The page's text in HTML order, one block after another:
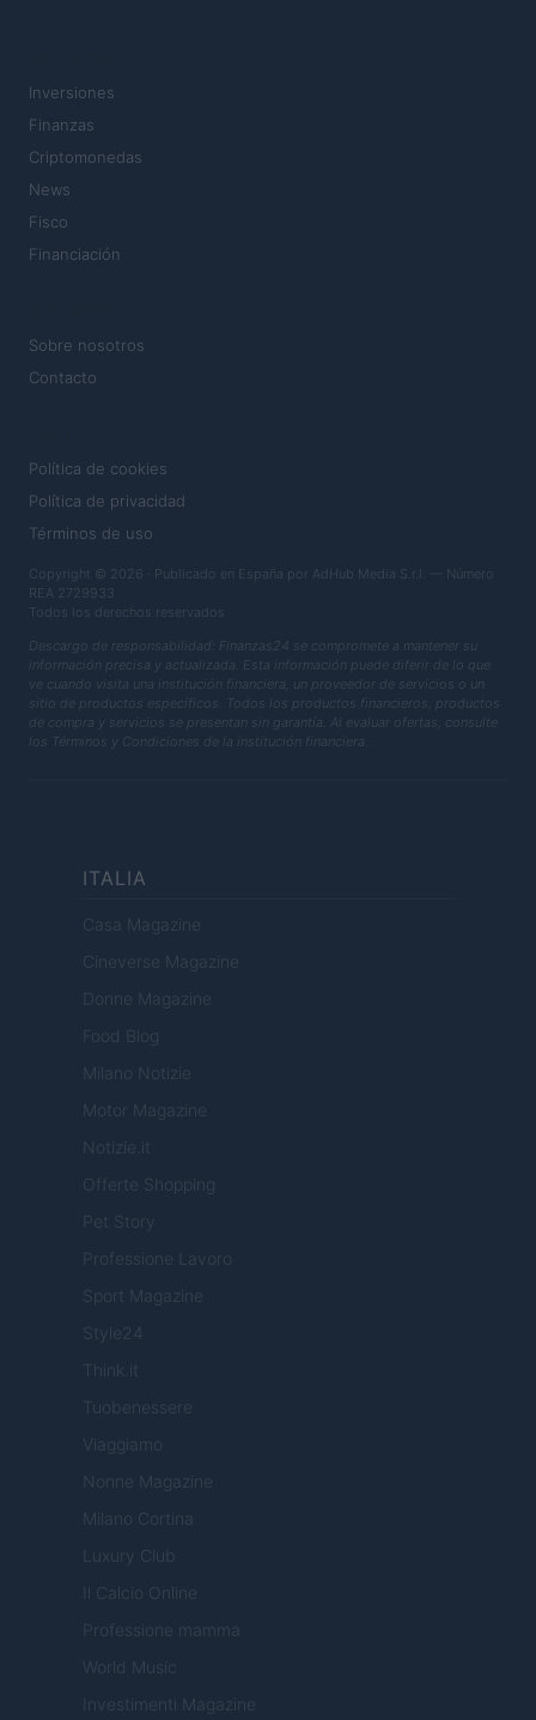
Inversiones
Finanzas
Criptomonedas
News
Fisco
Financiación
Sobre nosotros
Contacto
Política de cookies
Política de privacidad
Términos de uso
Copyright © 2026 · Publicado en España por AdHub Media S.r.l. — Número
REA 2729933
Todos los derechos reservados
Descargo de responsabilidad: Finanzas24 se compromete a mantener su
información precisa y actualizada. Esta información puede diferir de lo que
ve cuando visita una institución financiera, un proveedor de servicios o un
sitio de productos específicos. Todos los productos financieros, productos
de compra y servicios se presentan sin garantía. Al evaluar ofertas, consulte
los Términos y Condiciones de la institución financiera.
ITALIA
Casa Magazine
Cineverse Magazine
Donne Magazine
Food Blog
Milano Notizie
Motor Magazine
Notizie.it
Offerte Shopping
Pet Story
Professione Lavoro
Sport Magazine
Style24
Think.it
Tuobenessere
Viaggiamo
Nonne Magazine
Milano Cortina
Luxury Club
Il Calcio Online
Professione mamma
World Music
Investimenti Magazine